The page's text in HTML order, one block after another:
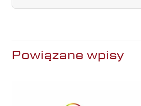
Powiązane wpisy